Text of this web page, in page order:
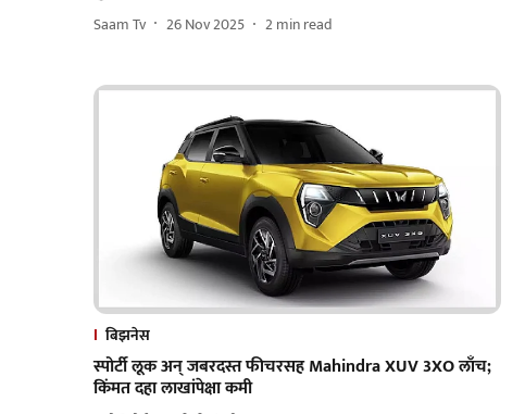
Saam Tv 26 Nov 2025 2min read
बिझनेस
स्पोर्टी लूक अन् जबरदस्त फीचरसह Mahindra XUV 3XO लाँच;
किंमत दहा लाखांपेक्षा कमी